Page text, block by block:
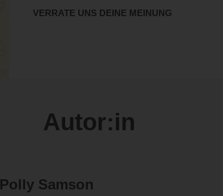
VERRATE UNS DEINE MEINUNG
Autor:in
Polly Samson